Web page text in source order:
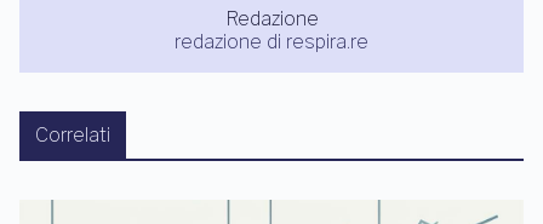
Redazione
redazione di respira.re
Correlati